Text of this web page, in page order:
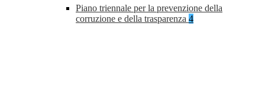
Piano triennale per la prevenzione della
corruzione e della trasparenza 4